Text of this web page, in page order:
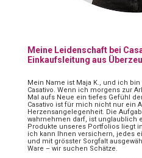
Meine Leidenschaft bei
Einkaufsleitung aus
Mein Name ist Maja K., und ich
Casativo. Wenn ich morgens zur
Mal aufs Neue ein tiefes Gefühl
Casativo ist für mich nicht nur ein
Herzensangelegenheit. Die
wahrnehmen darf, ist unglaublich
Produkte unseres Portfolios liegt
ich kann Ihnen versichern, jedes
und mit grösster Sorgfalt
Ware – wir suchen Schätze.